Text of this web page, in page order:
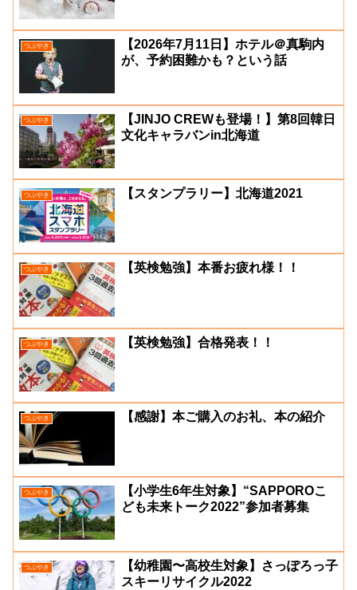
つぶやき
【2026年7月11日】ホテル＠真駒内
が、予約困難かも？という話
つぶやき
【JINJO CREWも登場！】第8回韓日
文化キャラバンin北海道
つぶやき 【スタンプラリー】北海道2021
つぶやき 【英検勉強】本番お疲れ様！！
つぶやき 【英検勉強】合格発表！！
つぶやき 【感謝】本ご購入のお礼、本の紹介
つぶやき
【小学生6年生対象】“SAPPOROこ
ども未来トーク2022”参加者募集
つぶやき
【幼稚園〜高校生対象】さっぽろっ子
スキーリサイクル2022